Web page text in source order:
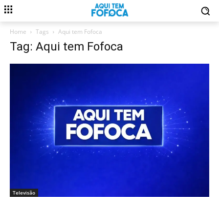
Home Tags Aqui tem Fofoca
Tag: Aqui tem Fofoca
Televisão